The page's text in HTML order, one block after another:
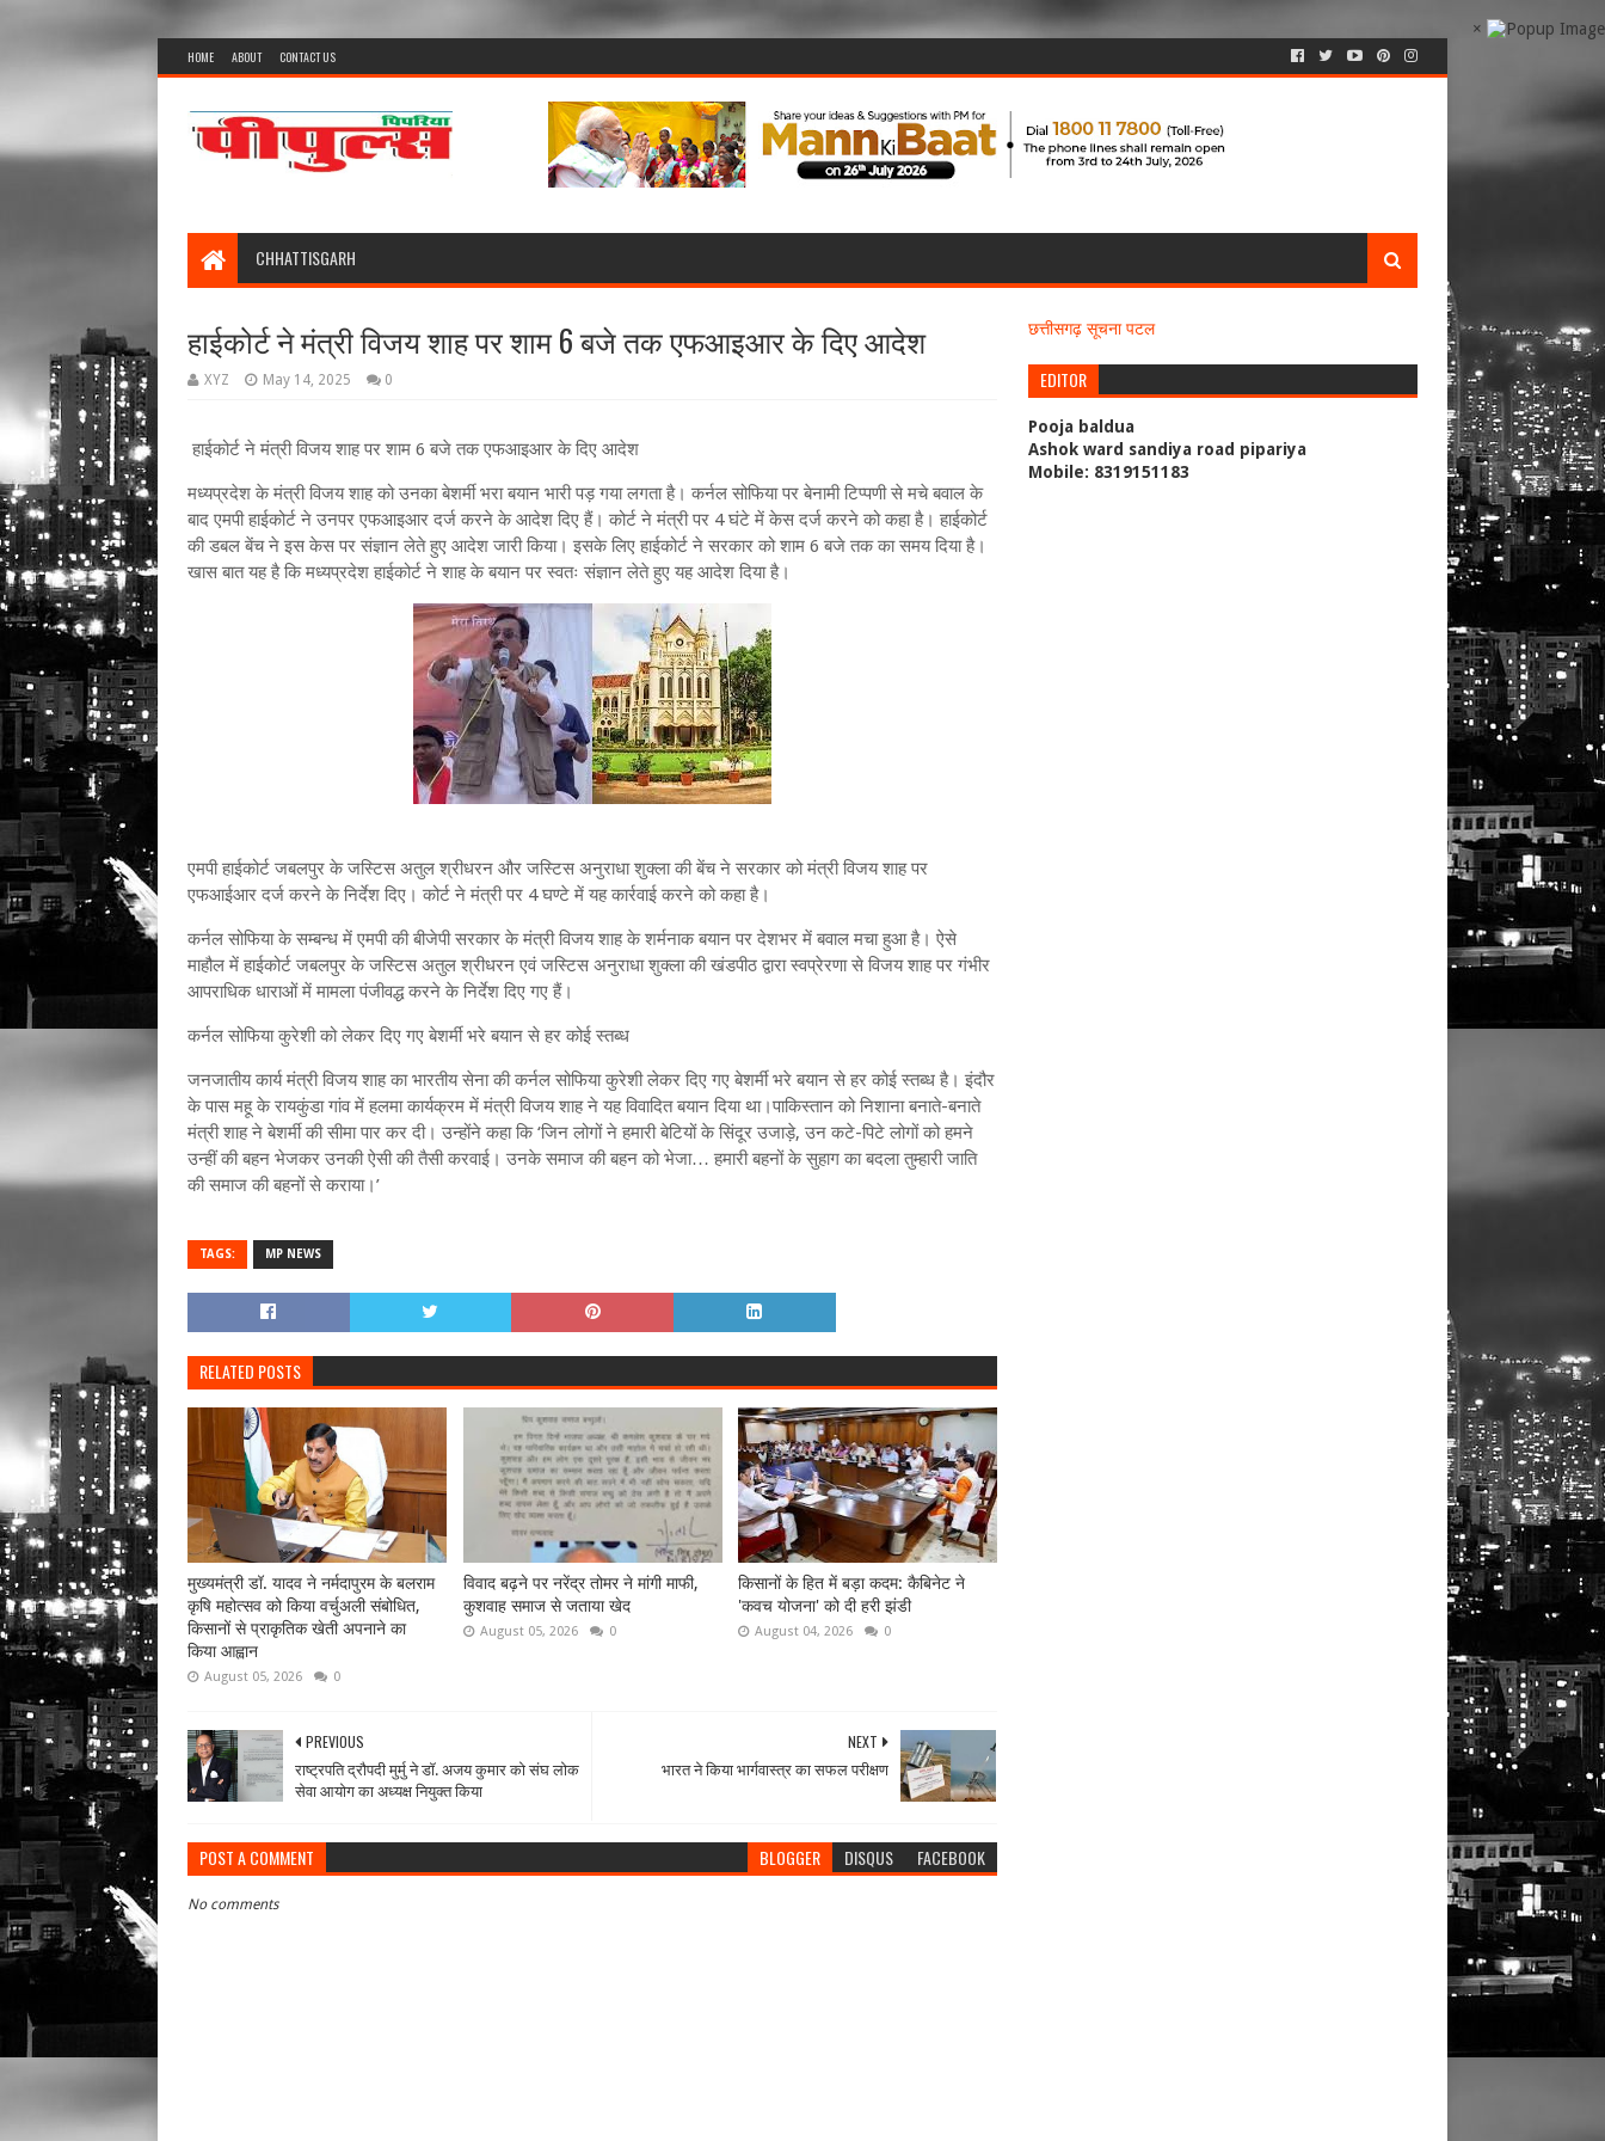
×
HOME ABOUT CONTACT US
CHHATTISGARH
हाईकोर्ट ने मंत्री विजय शाह पर शाम 6 बजे तक एफआइआर के दिए आदेश
XYZ May 14, 2025 0
हाईकोर्ट ने मंत्री विजय शाह पर शाम 6 बजे तक एफआइआर के दिए आदेश
मध्यप्रदेश के मंत्री विजय शाह को उनका बेशर्मी भरा बयान भारी पड़ गया लगता है। कर्नल सोफिया पर बेनामी टिप्पणी से मचे बवाल के
बाद एमपी हाईकोर्ट ने उनपर एफआइआर दर्ज करने के आदेश दिए हैं। कोर्ट ने मंत्री पर 4 घंटे में केस दर्ज करने को कहा है। हाईकोर्ट
की डबल बेंच ने इस केस पर संज्ञान लेते हुए आदेश जारी किया। इसके लिए हाईकोर्ट ने सरकार को शाम 6 बजे तक का समय दिया है।
खास बात यह है कि मध्यप्रदेश हाईकोर्ट ने शाह के बयान पर स्वतः संज्ञान लेते हुए यह आदेश दिया है।
एमपी हाईकोर्ट जबलपुर के जस्टिस अतुल श्रीधरन और जस्टिस अनुराधा शुक्ला की बेंच ने सरकार को मंत्री विजय शाह पर
एफआईआर दर्ज करने के निर्देश दिए। कोर्ट ने मंत्री पर 4 घण्टे में यह कार्रवाई करने को कहा है।
कर्नल सोफिया के सम्बन्ध में एमपी की बीजेपी सरकार के मंत्री विजय शाह के शर्मनाक बयान पर देशभर में बवाल मचा हुआ है। ऐसे
माहौल में हाईकोर्ट जबलपुर के जस्टिस अतुल श्रीधरन एवं जस्टिस अनुराधा शुक्ला की खंडपीठ द्वारा स्वप्रेरणा से विजय शाह पर गंभीर
आपराधिक धाराओं में मामला पंजीवद्ध करने के निर्देश दिए गए हैं।
कर्नल सोफिया कुरेशी को लेकर दिए गए बेशर्मी भरे बयान से हर कोई स्तब्ध
जनजातीय कार्य मंत्री विजय शाह का भारतीय सेना की कर्नल सोफिया कुरेशी लेकर दिए गए बेशर्मी भरे बयान से हर कोई स्तब्ध है। इंदौर
के पास महू के रायकुंडा गांव में हलमा कार्यक्रम में मंत्री विजय शाह ने यह विवादित बयान दिया था।पाकिस्तान को निशाना बनाते-बनाते
मंत्री शाह ने बेशर्मी की सीमा पार कर दी। उन्होंने कहा कि ‘जिन लोगों ने हमारी बेटियों के सिंदूर उजाड़े, उन कटे-पिटे लोगों को हमने
उन्हीं की बहन भेजकर उनकी ऐसी की तैसी करवाई। उनके समाज की बहन को भेजा… हमारी बहनों के सुहाग का बदला तुम्हारी जाति
की समाज की बहनों से कराया।’
TAGS: MP NEWS
RELATED POSTS
मुख्यमंत्री डॉ. यादव ने नर्मदापुरम के बलराम
कृषि महोत्सव को किया वर्चुअली संबोधित,
किसानों से प्राकृतिक खेती अपनाने का
किया आह्वान
August 05, 2026 0
विवाद बढ़ने पर नरेंद्र तोमर ने मांगी माफी,
कुशवाह समाज से जताया खेद
August 05, 2026 0
किसानों के हित में बड़ा कदम: कैबिनेट ने
'कवच योजना' को दी हरी झंडी
August 04, 2026 0
NEXT
भारत ने किया भार्गवास्त्र का सफल परीक्षण
PREVIOUS
राष्ट्रपति द्रौपदी मुर्मु ने डॉ. अजय कुमार को संघ लोक
सेवा आयोग का अध्यक्ष नियुक्त किया
POST A COMMENT BLOGGER DISQUS FACEBOOK
No comments
छत्तीसगढ़ सूचना पटल
EDITOR
Pooja baldua
Ashok ward sandiya road pipariya
Mobile: 8319151183